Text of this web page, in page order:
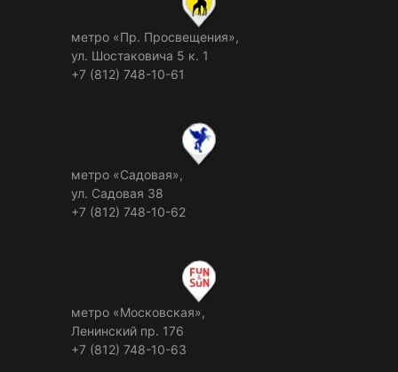
метро «Пр. Просвещения»,
ул. Шостаковича 5 к. 1
+7 (812) 748-10-61
метро «Садовая»,
ул. Садовая 38
+7 (812) 748-10-62
метро «Московская»,
Ленинский пр. 176
+7 (812) 748-10-63